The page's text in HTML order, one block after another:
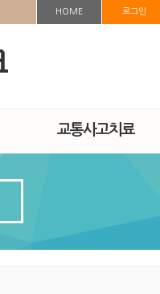
HOME 로그인
교통사고치료